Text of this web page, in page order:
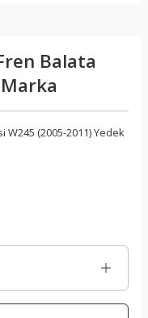
Balata
W245 (2005-2011) Yedek